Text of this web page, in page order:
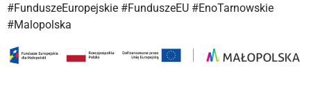
#FunduszeEuropejskie #FunduszeEU #EnoTarnowskie
#Malopolska